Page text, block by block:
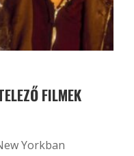
FILMEK
Yorkban